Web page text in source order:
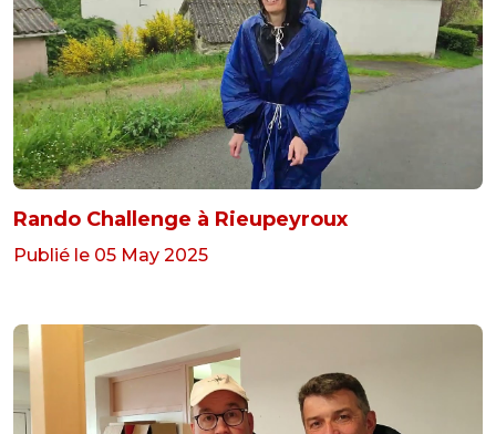
Rando Challenge à Rieupeyroux
Publié le 05 May 2025